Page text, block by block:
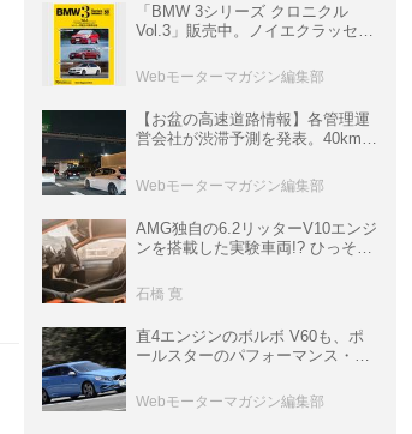
「BMW 3シリーズ クロニクル
Vol.3」販売中。ノイエクラッセか
ムック
Webモーターマガジン編集部
【お盆の高速道路情報】各管理運
営会社が渋滞予測を発表。40km以
数ある
Webモーターマガジン編集部
AMG独自の6.2リッターV10エンジ
ンを搭載した実験車両!? ひっそり
P900 プロトタイプ」とは
石橋 寛
直4エンジンのボルボ V60も、ポ
ールスターのパフォーマンス・パ
と昔の新車】
Webモーターマガジン編集部